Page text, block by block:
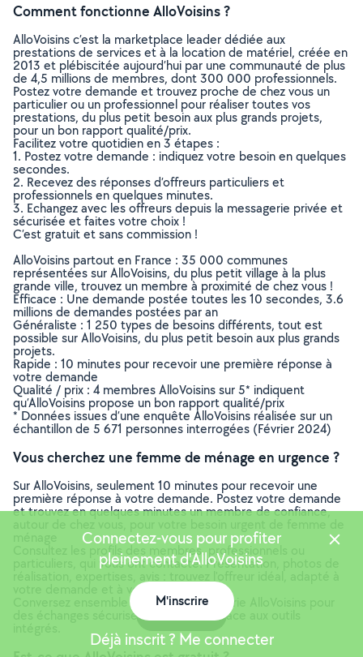
Comment fonctionne AlloVoisins ?
AlloVoisins c’est la marketplace leader dédiée aux
prestations de services et à la location de matériel, créée en
2013 et plébiscitée aujourd’hui par une communauté de plus
de 4,5 millions de membres, dont 300 000 professionnels.
Postez votre demande et trouvez proche de chez vous un
particulier ou un professionnel pour réaliser toutes vos
prestations, du plus petit besoin aux plus grands projets,
pour un bon rapport qualité/prix.
Facilitez votre quotidien en 3 étapes :
1. Postez votre demande : indiquez votre besoin en quelques
secondes.
2. Recevez des réponses d’offreurs particuliers et
professionnels en quelques minutes.
3. Echangez avec les offreurs depuis la messagerie privée et
sécurisée et faites votre choix !
C’est gratuit et sans commission !
AlloVoisins partout en France : 35 000 communes
représentées sur AlloVoisins, du plus petit village à la plus
grande ville, trouvez un membre à proximité de chez vous !
Efficace : Une demande postée toutes les 10 secondes, 3.6
millions de demandes postées par an
Généraliste : 1 250 types de besoins différents, tout est
possible sur AlloVoisins, du plus petit besoin aux plus grands
projets.
Rapide : 10 minutes pour recevoir une première réponse à
votre demande
Qualité / prix : 4 membres AlloVoisins sur 5* indiquent
qu’AlloVoisins propose un bon rapport qualité/prix
* Données issues d’une enquête AlloVoisins réalisée sur un
échantillon de 5 671 personnes interrogées (Février 2024)
Vous cherchez une femme de ménage en urgence ?
Sur AlloVoisins, seulement 10 minutes pour recevoir une
première réponse à votre demande. Postez votre demande
et trouvez en quelques minutes un membre de confiance,
Consultez les profils des membres, professionnels ou
particuliers, qui vous ont contacté. Présentation, photos de
votre demande et à votre budget.
Conversez ensemble depuis la messagerie AlloVoisins pour
des échanges sécurisés et efficaces grâce aux outils
Connectez-vous pour profiter
pleinement d'AlloVoisins
M'inscrire
Déjà inscrit ? Me connecter